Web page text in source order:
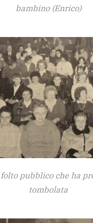
bambino (Enrico)
pubblico che ha
tombolata